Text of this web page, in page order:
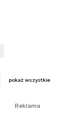
pokaż wszystkie
Reklama